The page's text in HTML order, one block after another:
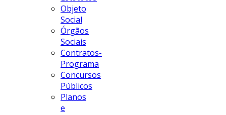
Objeto
Social
Órgãos
Sociais
Contratos-
Programa
Concursos
Públicos
Planos
e